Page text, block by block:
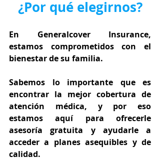
¿Por qué elegirnos?
En Generalcover Insurance,
estamos comprometidos con el
bienestar de su familia.
Sabemos lo importante que es
encontrar la mejor cobertura de
atención médica, y por eso
estamos aquí para ofrecerle
asesoría gratuita y ayudarle a
acceder a planes asequibles y de
calidad.